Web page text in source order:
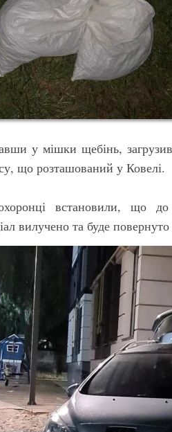
у мішки щебінь,
що розташований у Ковелі.
встановили, що
вилучено та буде